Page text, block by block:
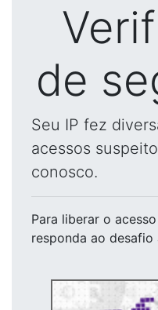
de
Seu IP fez
acessos
conosco.
Para liberar o acesso
responda ao desafio